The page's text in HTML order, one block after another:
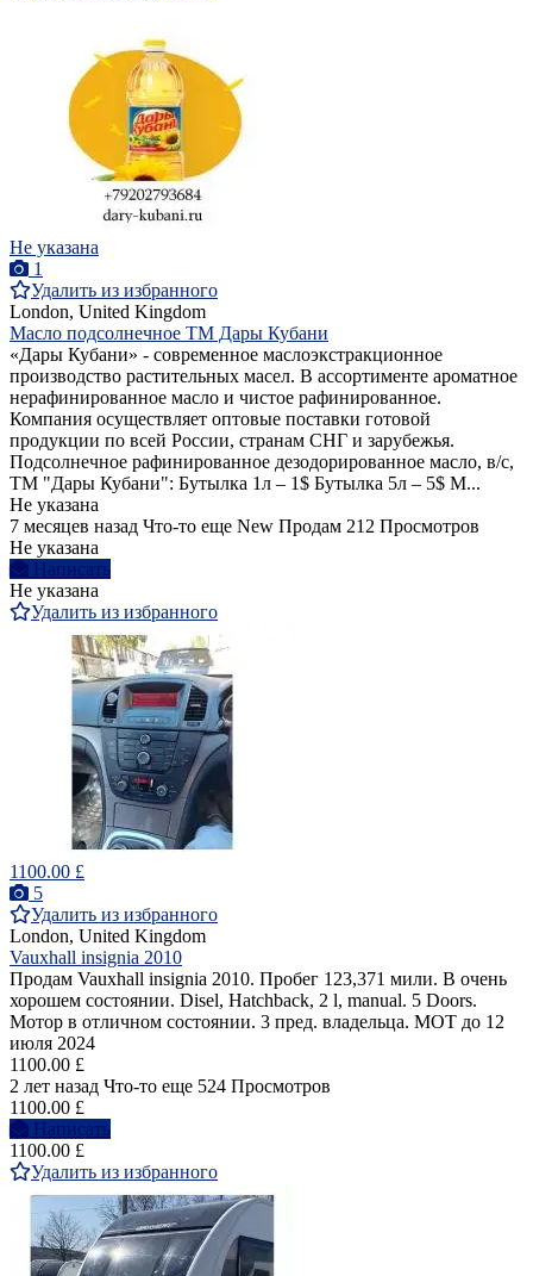
Не указана
1
Удалить из избранного
London, United Kingdom
Масло подсолнечное ТМ Дары Кубани
«Дары Кубани» - современное маслоэкстракционное
производство растительных масел. В ассортименте ароматное
нерафинированное масло и чистое рафинированное.
Компания осуществляет оптовые поставки готовой
продукции по всей России, странам СНГ и зарубежья.
Подсолнечное рафинированное дезодорированное масло, в/с,
ТМ "Дары Кубани": Бутылка 1л – 1$ Бутылка 5л – 5$ М...
Не указана
7 месяцев назад Что-то еще New Продам 212 Просмотров
Не указана
Написать
Не указана
Удалить из избранного
1100.00 £
5
Удалить из избранного
London, United Kingdom
Vauxhall insignia 2010
Продам Vauxhall insignia 2010. Пробег 123,371 мили. В очень
хорошем состоянии. Disel, Hatchback, 2 l, manual. 5 Doors.
Мотор в отличном состоянии. 3 пред. владельца. MOT до 12
июля 2024
1100.00 £
2 лет назад Что-то еще 524 Просмотров
1100.00 £
Написать
1100.00 £
Удалить из избранного